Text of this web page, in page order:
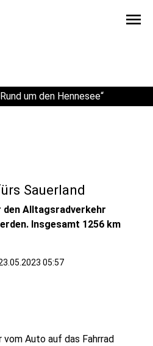
menu
um den Hennesee“
Sauerland
den Alltagsradverkehr
Insgesamt 1256 km
05:57
vom Auto auf das Fahrrad